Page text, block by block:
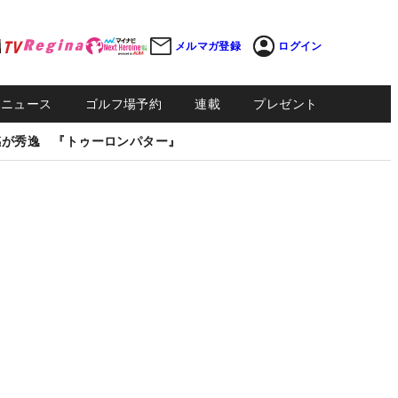
メルマガ登録 ログイン
ュース ゴルフ場予約 連載 プレゼント
秀逸 『トゥーロンパター』